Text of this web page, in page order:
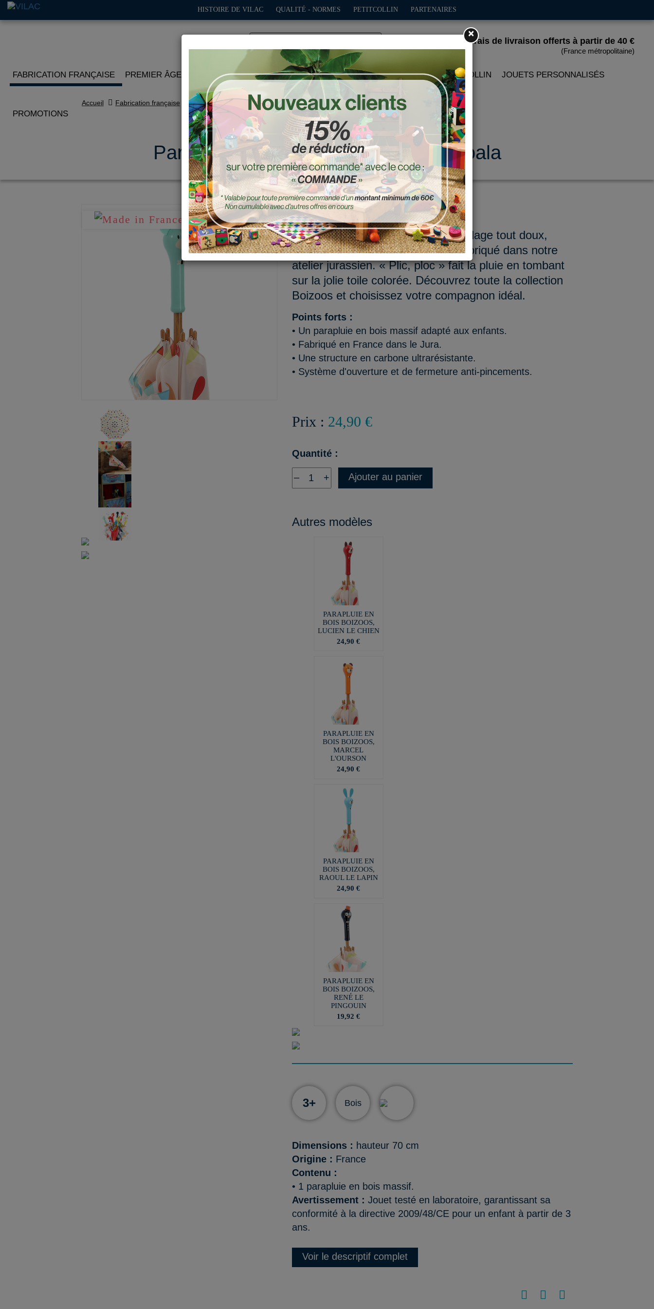
Frais de livraison offerts à partir de 40 €
(France métropolitaine)
HISTOIRE DE VILAC QUALITÉ - NORMES PETITCOLLIN PARTENAIRES
FABRICATION FRANÇAISE PREMIER ÂGE IMITATION PLEIN AIR JEUX DÉCO-CADEAUX POUPÉES PETITCOLLIN JOUETS PERSONNALISÉS
PROMOTIONS
Accueil Fabrication française
Parapluie en bois Boizoos, Alice le koala
Réf. : 4405G
Bienvenue Alice, petite koala au pelage tout doux,
déclinée ici en parapluie en bois fabriqué dans notre
atelier jurassien. « Plic, ploc » fait la pluie en tombant
sur la jolie toile colorée. Découvrez toute la collection
Boizoos et choisissez votre compagnon idéal.
Points forts :
• Un parapluie en bois massif adapté aux enfants.
• Fabriqué en France dans le Jura.
• Une structure en carbone ultrarésistante.
• Système d'ouverture et de fermeture anti-pincements.
Prix : 24,90 €
Quantité :
– + Ajouter au panier
Autres modèles
PARAPLUIE EN
BOIS BOIZOOS,
LUCIEN LE CHIEN
24,90 €
PARAPLUIE EN
BOIS BOIZOOS,
MARCEL
L'OURSON
24,90 €
PARAPLUIE EN
BOIS BOIZOOS,
RAOUL LE LAPIN
24,90 €
PARAPLUIE EN
BOIS BOIZOOS,
RENÉ LE
PINGOUIN
19,92 €
3+ Bois
Dimensions : hauteur 70 cm
Origine : France
Contenu :
• 1 parapluie en bois massif.
Avertissement :Jouet testé en laboratoire, garantissant sa
conformité à la directive 2009/48/CE pour un enfant à partir de 3
ans.
Voir le descriptif complet
×